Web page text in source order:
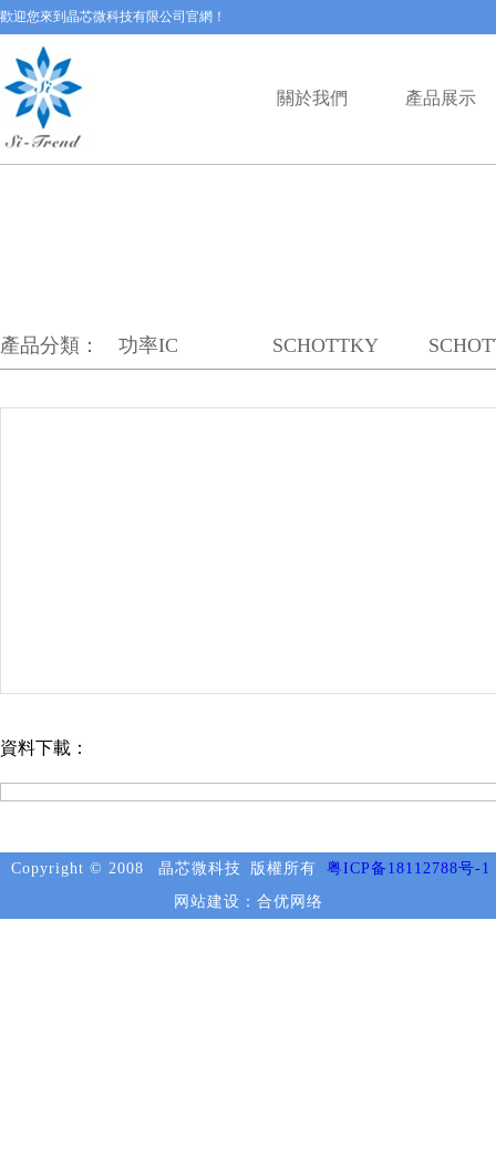
歡迎您來到晶芯微科技有限公司官網！
關於我們 產品展示
產品分類： 功率IC SCHOTTKY
資料下載：
Copyright © 2008 晶芯微科技 版權所有
粤ICP备18112788号-1
网站建设：合优网络